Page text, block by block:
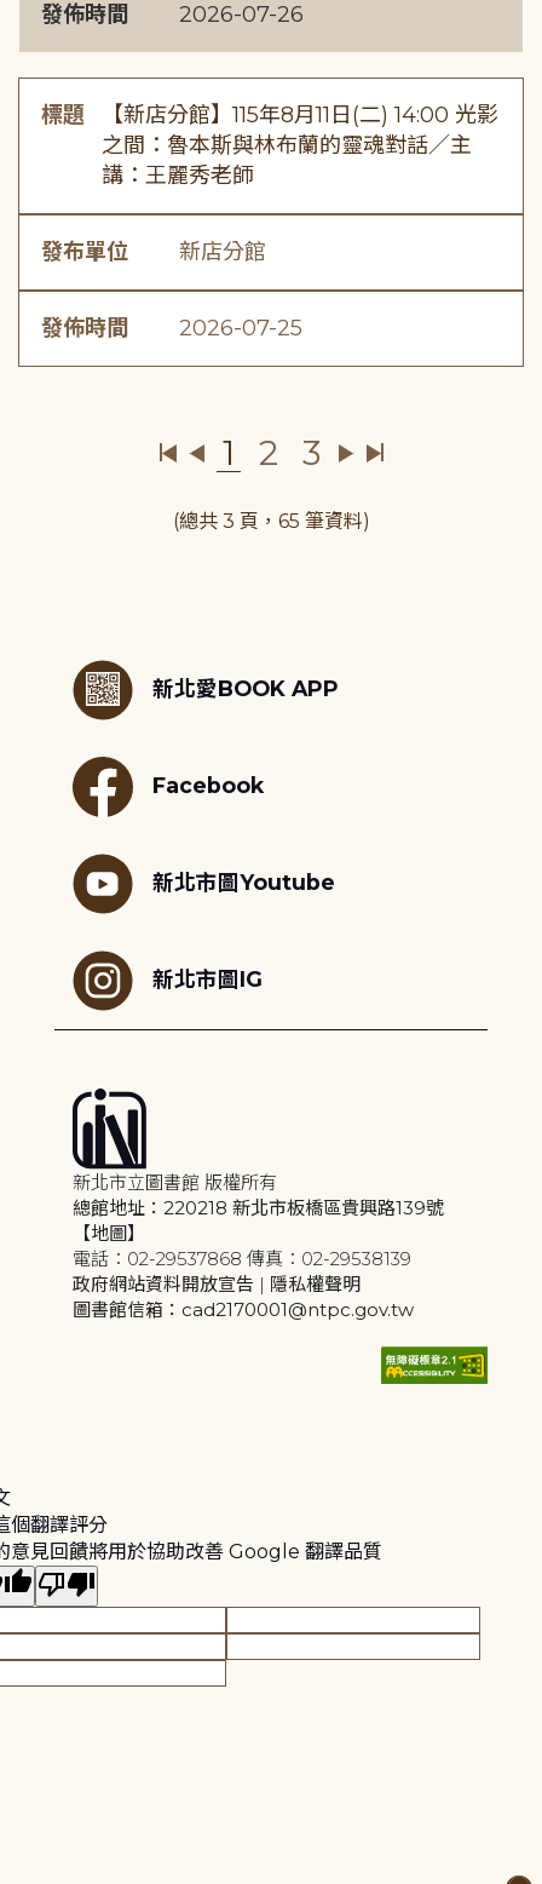
發佈時間 2026-07-26
標題
【新店分館】115年8月11日(二) 14:00 光影
之間：魯本斯與林布蘭的靈魂對話／主
講：王麗秀老師
發布單位 新店分館
發佈時間 2026-07-25
1 2 3
(總共 3 頁，65 筆資料)
新北愛BOOK APP
Facebook
新北市圖Youtube
新北市圖IG
新北市立圖書館 版權所有
總館地址：220218 新北市板橋區貴興路139號
【地圖】
電話：02-29537868 傳真：02-29538139
政府網站資料開放宣告 | 隱私權聲明
圖書館信箱：cad2170001@ntpc.gov.tw
個翻譯評分
意見回饋將用於協助改善 Google 翻譯品質